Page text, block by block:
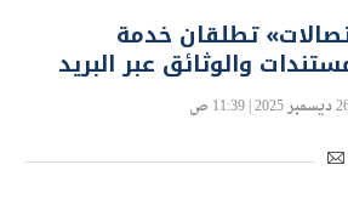
تطلقان خدمة
والوثائق عبر البريد
| 11:39 ص